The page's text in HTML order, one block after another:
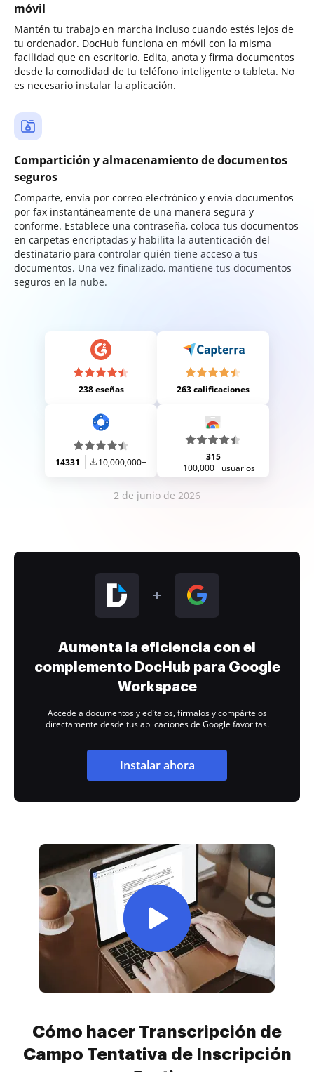
móvil
Mantén tu trabajo en marcha incluso cuando estés lejos de
tu ordenador. DocHub funciona en móvil con la misma
facilidad que en escritorio. Edita, anota y firma documentos
desde la comodidad de tu teléfono inteligente o tableta. No
es necesario instalar la aplicación.
Compartición y almacenamiento de documentos
seguros
Comparte, envía por correo electrónico y envía documentos
por fax instantáneamente de una manera segura y
conforme. Establece una contraseña, coloca tus documentos
en carpetas encriptadas y habilita la autenticación del
destinatario para controlar quién tiene acceso a tus
documentos. Una vez finalizado, mantiene tus documentos
seguros en la nube.
238 eseñas 263 calificaciones
14331 10,000,000+
315
100,000+ usuarios
2 de junio de 2026
Aumenta la eficiencia con el
complemento DocHub para Google
Workspace
Accede a documentos y edítalos, fírmalos y compártelos
directamente desde tus aplicaciones de Google favoritas.
Instalar ahora
Cómo hacer Transcripción de
Campo Tentativa de Inscripción